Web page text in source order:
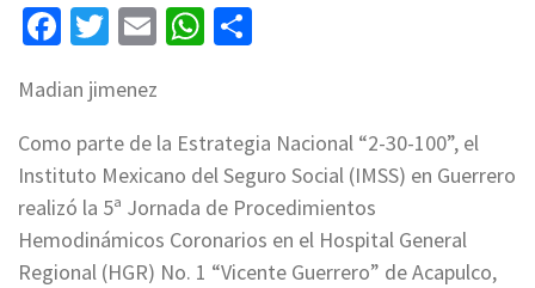
Facebook
Twitter
EmailWhatsApp
Madian jimenez
Como parte de la Estrategia Nacional “2-30-100”, el
Instituto Mexicano del Seguro Social (IMSS) en Guerrero
realizó la 5ª Jornada de Procedimientos
Hemodinámicos Coronarios en el Hospital General
Regional (HGR) No. 1 “Vicente Guerrero” de Acapulco,